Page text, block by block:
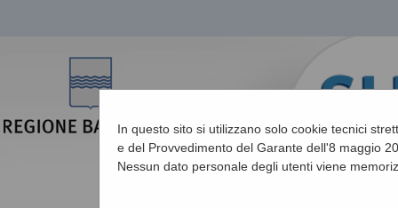
In questo sito si utilizzano solo cookie tecnici
e del Provvedimento del Garante dell'8 maggio
Nessun dato personale degli utenti viene